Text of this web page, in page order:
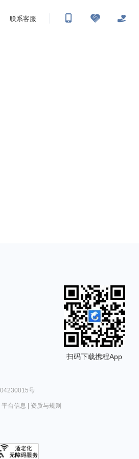
联系客服
扫码下载携程App
号
平台信息 资质与规则